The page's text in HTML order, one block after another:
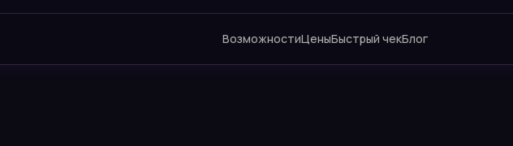
ВозможностиЦеныБыстрый чекБлог